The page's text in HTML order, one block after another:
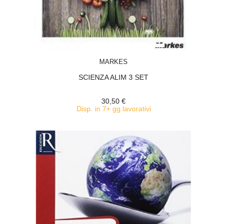
MARKES
SCIENZA ALIM 3 SET
30,50 €
Disp. in 7+ gg lavorativi